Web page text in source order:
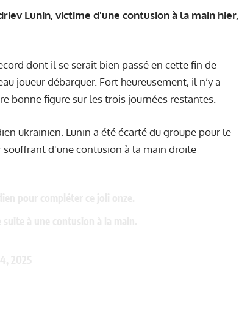
Lunin, victime d'une contusion à la main hier,
dont il se serait bien passé en cette fin de
joueur débarquer. Fort heureusement, il n’y a
bonne figure sur les trois journées restantes.
ukrainien. Lunin a été écarté du groupe pour le
souffrant d'une contusion à la main droite